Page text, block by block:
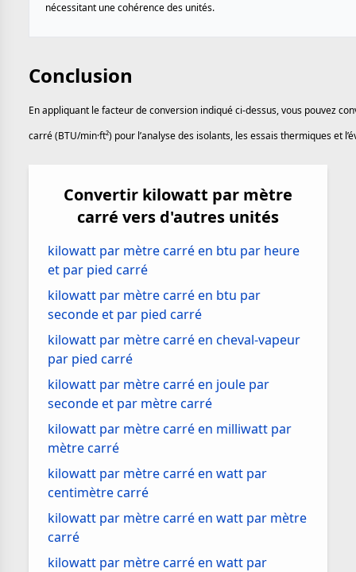
nécessitant une cohérence des unités.
Conclusion
En appliquant le facteur de conversion indiqué ci-dessus, vous pouvez
carré (BTU/min·ft²) pour l’analyse des isolants, les essais thermiques et
Convertir kilowatt par mètre
carré vers d'autres unités
kilowatt par mètre carré en btu par heure
et par pied carré
kilowatt par mètre carré en btu par
seconde et par pied carré
kilowatt par mètre carré en cheval-vapeur
par pied carré
kilowatt par mètre carré en joule par
seconde et par mètre carré
kilowatt par mètre carré en milliwatt par
mètre carré
kilowatt par mètre carré en watt par
centimètre carré
kilowatt par mètre carré en watt par mètre
carré
kilowatt par mètre carré en watt par